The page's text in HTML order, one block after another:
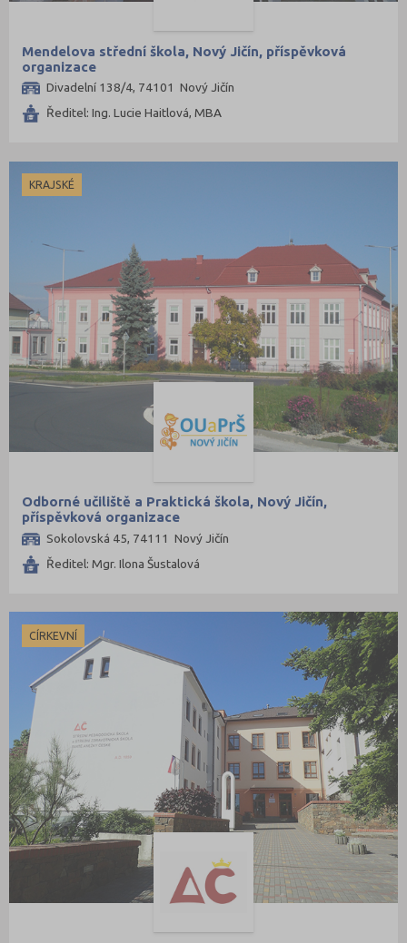
Mendelova střední škola, Nový Jičín, příspěvková
organizace
Divadelní 138/4, 74101 Nový Jičín
Ředitel: Ing. Lucie Haitlová, MBA
KRAJSKÉ
Odborné učiliště a Praktická škola, Nový Jičín,
příspěvková organizace
Sokolovská 45, 74111 Nový Jičín
Ředitel: Mgr. Ilona Šustalová
CÍRKEVNÍ